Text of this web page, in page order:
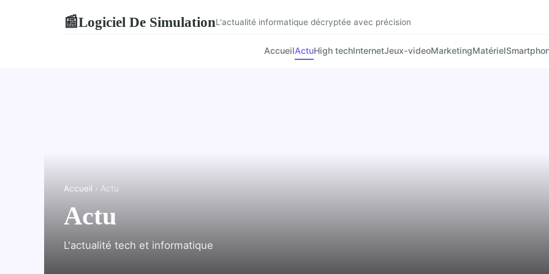
📰Logiciel De SimulationL'actualité informatique décryptée avec précision
AccueilActuHigh techInternetJeux-videoMarketingMatériel
Accueil › Actu
Actu
L'actualité tech et informatique